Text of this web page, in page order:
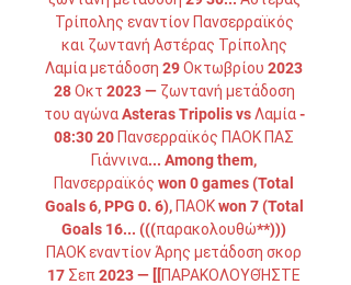
Τρίπολης εναντίον Πανσερραϊκός
και ζωντανή Αστέρας Τρίπολης
Λαμία μετάδοση 29 Οκτωβρίου 2023
28 Οκτ 2023 — ζωντανή μετάδοση
του αγώνα Asteras Tripolis vs Λαμία -
08:30 20 Πανσερραϊκός ΠΑΟΚ ΠΑΣ
Γιάννινα... Among them,
Πανσερραϊκός won 0 games (Total
Goals 6, PPG 0. 6), ΠΑΟΚ won 7 (Total
Goals 16... (((παρακολουθώ**)))
ΠΑΟΚ εναντίον Άρης μετάδοση σκορ
17 Σεπ 2023 — [[ΠΑΡΑΚΟΛΟΥΘΉΣΤΕ